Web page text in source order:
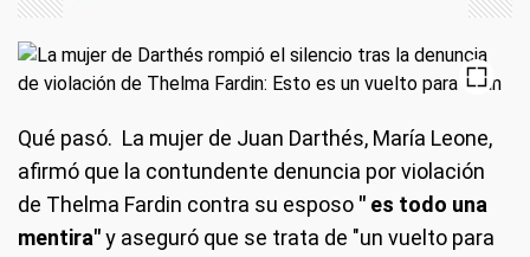
Qué pasó. La mujer de Juan Darthés, María Leone,
afirmó que la contundente denuncia por violación
de Thelma Fardin contra su esposo " es todo una
mentira"y aseguró que se trata de "un vuelto para